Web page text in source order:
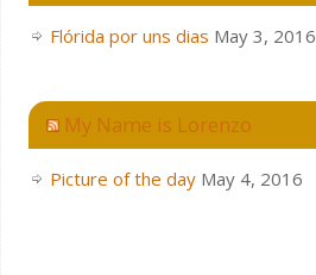
Flórida por uns dias May 3, 2016
My Name is Lorenzo
Picture of the day May 4, 2016